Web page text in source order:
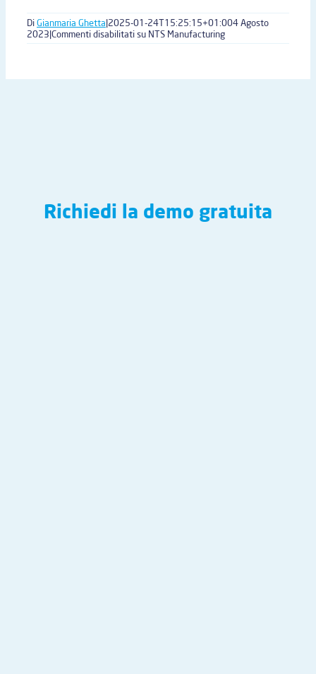
DiGianmaria Ghetta|2025-01-24T15:25:15+01:004 Agosto
2023|Commenti disabilitatisu NTS Manufacturing
Richiedi la demo gratuita